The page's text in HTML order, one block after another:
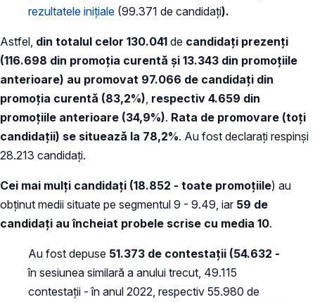
rezultatele inițiale (99.371 de candidați).
Astfel, din totalul celor 130.041 de candidați prezenți
(116.698 din promoția curentă și 13.343 din promoțiile
anterioare) au promovat 97.066 de candidați din
promoția curentă (83,2%) respectiv 4.659 din
promoțiile anterioare (34,9%). Rata de promovare (toți
candidații) se situează la 78,2%. Au fost declarați respinși
28.213 candidați.
Cei mai mulți candidați (18.852 - toate promoțiile) au
obținut medii situate pe segmentul 9 - 9.49, iar 59 de
candidați au încheiat probele scrise cu media 10.
Au fost depuse 51.373 de contestații (54.632 -
în sesiunea similară a anului trecut, 49.115
contestații - în anul 2022, respectiv 55.980 de